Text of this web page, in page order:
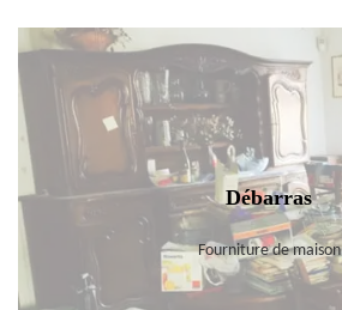
Débarras
Fourniture de maison